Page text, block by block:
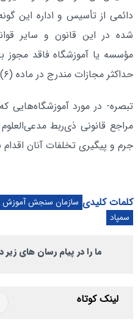
دائمی از تأسیس و اداره این
شده در این قانون و سایر
مؤسسه یا آموزشگاه فاقد مجوز
حداکثر مجازات مندرج در ماده (۶) است.
تبصره- در مورد آموزشگاه‌هایی
مراجع قانونی ذی‌ربط
جرم و پیگیری تخلفات آنان اقدام
کلمات کلیدی سازمان سنجش آموزش
سمپاد
ما را در پیام رسان های زیر
لینک کوتاه